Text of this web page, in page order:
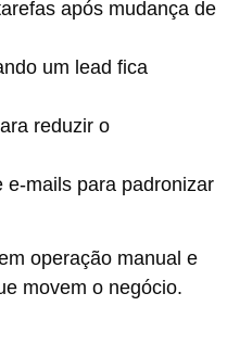
após mudança de
um lead fica
reduzir o
e-mails para padronizar
operação manual e
movem o negócio.